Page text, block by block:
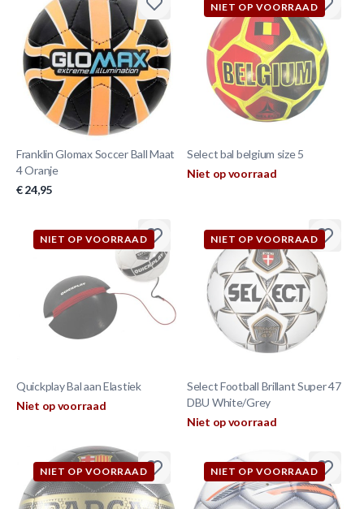
Franklin Glomax Soccer Ball Maat
4 Oranje
€ 24,95
NIET OP VOORRAAD
Select bal belgium size 5
Niet op voorraad
NIET OP VOORRAAD
Quickplay Bal aan Elastiek
Niet op voorraad
NIET OP VOORRAAD
Select Football Brillant Super 47
DBU White/Grey
Niet op voorraad
NIET OP VOORRAAD NIET OP VOORRAAD